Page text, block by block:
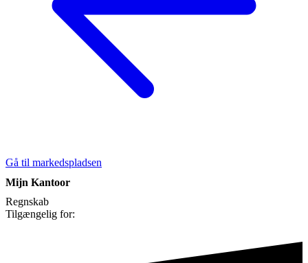
Gå til markedspladsen
Mijn Kantoor
Regnskab
Tilgængelig for: